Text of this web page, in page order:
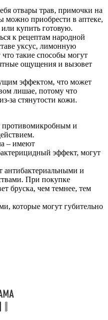
отвары трав, примочки на
можно приобрести в аптеке,
купить готовую.
к рецептам народной
уксус, лимонную
такие способы могут
ощущения и вызовет
эффектом, что может
лишае, потому что
за стянутости кожи.
противомикробным и
– имеют
эффект, могут
антибактериальными и
При покупке
бруска, чем темнее, тем
которые могут губительно